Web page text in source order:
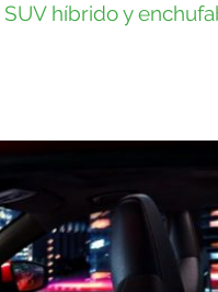
híbrido y